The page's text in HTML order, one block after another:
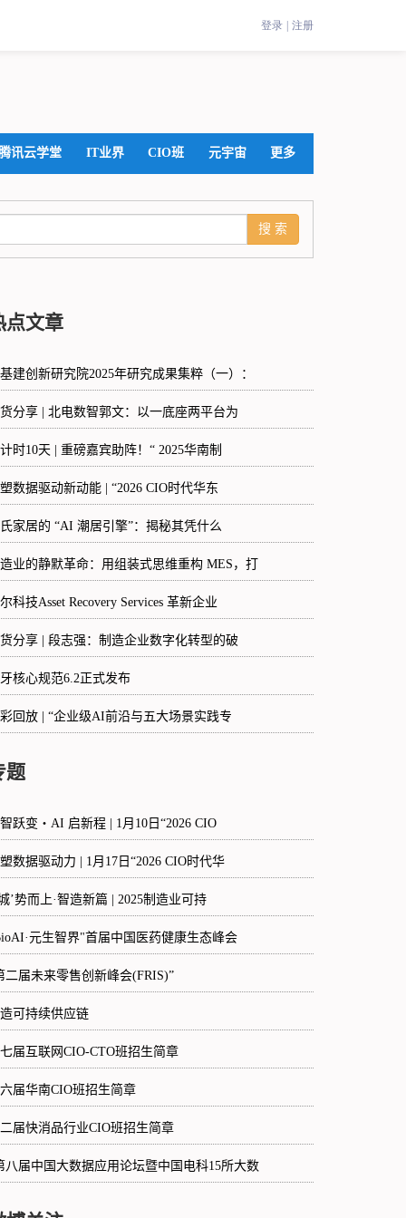
讯云学堂 IT业界 CIO班 元宇宙 更多
点文章
建创新研究院2025年研究成果集粹（一）：
分享 | 北电数智郭文：以一底座两平台为
时10天 | 重磅嘉宾助阵！“ 2025华南制
数据驱动新动能 | “2026 CIO时代华东
家居的 “AI 潮居引擎”：揭秘其凭什么
业的静默革命：用组装式思维重构 MES，打
科技Asset Recovery Services 革新企业
分享 | 段志强：制造企业数字化转型的破
核心规范6.2正式发布
回放 | “企业级AI前沿与五大场景实践专
题
跃变・AI 启新程 | 1月10日“2026 CIO
数据驱动力 | 1月17日“2026 CIO时代华
’势而上·智造新篇 | 2025制造业可持
元生智界"首届中国医药健康生态峰会
二届未来零售创新峰会(FRIS)”
可持续供应链
届互联网CIO-CTO班招生简章
届华南CIO班招生简章
届快消品行业CIO班招生简章
八届中国大数据应用论坛暨中国电科15所大数